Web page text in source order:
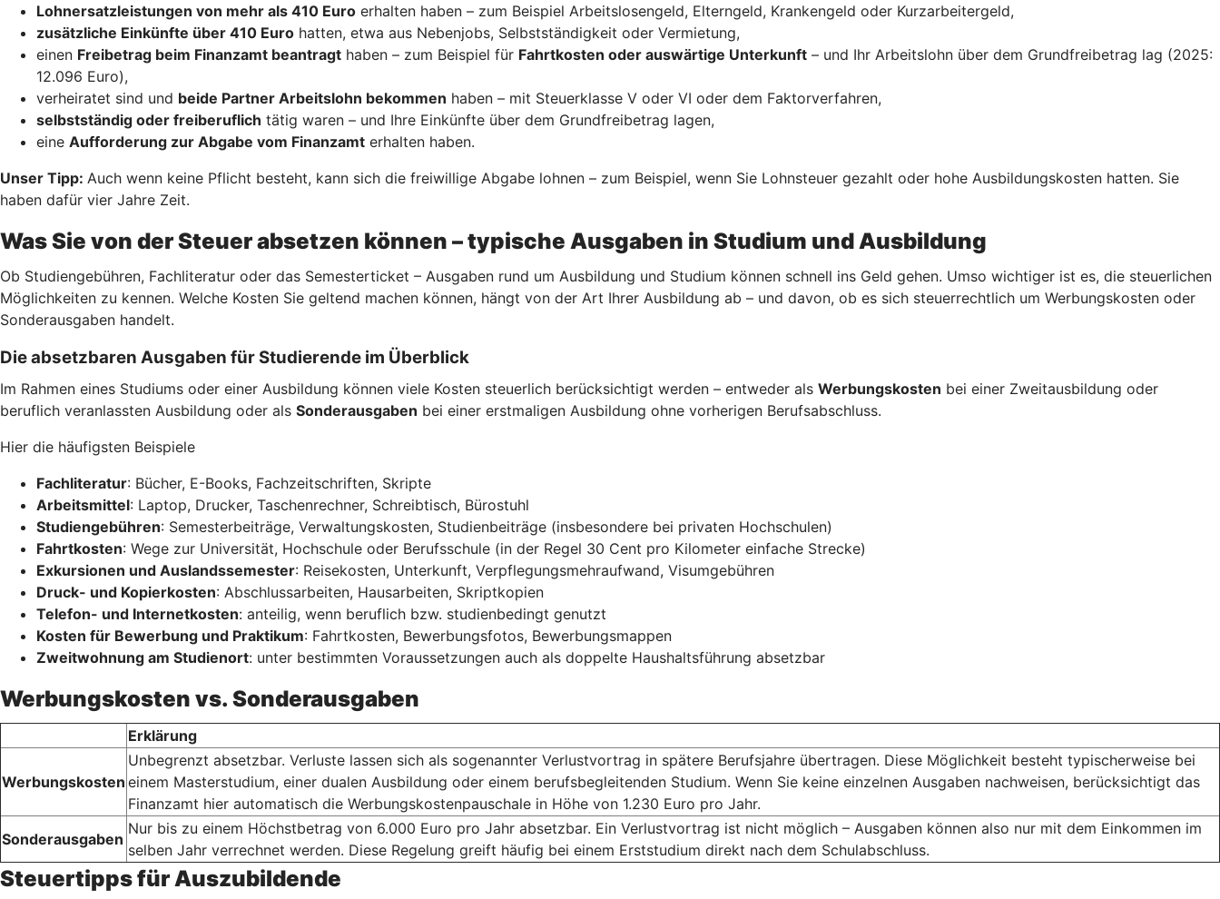
Lohnersatzleistungen von mehr als 410 Euro erhalten haben – zum Beispiel Arbeitslosengeld, Elterngeld, Krankengeld oder Kurzarbeitergeld,
zusätzliche Einkünfte über 410 Euro hatten, etwa aus Nebenjobs, Selbstständigkeit oder Vermietung,
einen Freibetrag beim Finanzamt beantragt haben – zum Beispiel für Fahrtkosten oder auswärtige Unterkunft – und Ihr Arbeitslohn über dem Grundfreibetrag lag (2025:
12.096 Euro),
verheiratet sind und beide Partner Arbeitslohn bekommen haben – mit Steuerklasse V oder VI oder dem Faktorverfahren,
selbstständig oder freiberuflich tätig waren – und Ihre Einkünfte über dem Grundfreibetrag lagen,
eine Aufforderung zur Abgabe vom Finanzamt erhalten haben.
Unser Tipp: Auch wenn keine Pflicht besteht, kann sich die freiwillige Abgabe lohnen – zum Beispiel, wenn Sie Lohnsteuer gezahlt oder hohe Ausbildungskosten hatten. Sie
haben dafür vier Jahre Zeit.
Was Sie von der Steuer absetzen können – typische Ausgaben in Studium und Ausbildung
Ob Studiengebühren, Fachliteratur oder das Semesterticket – Ausgaben rund um Ausbildung und Studium können schnell ins Geld gehen. Umso wichtiger ist es, die steuerlichen
Möglichkeiten zu kennen. Welche Kosten Sie geltend machen können, hängt von der Art Ihrer Ausbildung ab – und davon, ob es sich steuerrechtlich um Werbungskosten oder
Sonderausgaben handelt.
Die absetzbaren Ausgaben für Studierende im Überblick
Im Rahmen eines Studiums oder einer Ausbildung können viele Kosten steuerlich berücksichtigt werden – entweder als Werbungskosten bei einer Zweitausbildung oder
beruflich veranlassten Ausbildung oder als Sonderausgaben bei einer erstmaligen Ausbildung ohne vorherigen Berufsabschluss.
Hier die häufigsten Beispiele
Fachliteratur: Bücher, E-Books, Fachzeitschriften, Skripte
Arbeitsmittel: Laptop, Drucker, Taschenrechner, Schreibtisch, Bürostuhl
Studiengebühren: Semesterbeiträge, Verwaltungskosten, Studienbeiträge (insbesondere bei privaten Hochschulen)
Fahrtkosten: Wege zur Universität, Hochschule oder Berufsschule (in der Regel 30 Cent pro Kilometer einfache Strecke)
Exkursionen und Auslandssemester: Reisekosten, Unterkunft, Verpflegungsmehraufwand, Visumgebühren
Druck- und Kopierkosten: Abschlussarbeiten, Hausarbeiten, Skriptkopien
Telefon- und Internetkosten: anteilig, wenn beruflich bzw. studienbedingt genutzt
Kosten für Bewerbung und Praktikum: Fahrtkosten, Bewerbungsfotos, Bewerbungsmappen
Zweitwohnung am Studienort: unter bestimmten Voraussetzungen auch als doppelte Haushaltsführung absetzbar
Werbungskosten vs. Sonderausgaben
Erklärung
Werbungskosten
Unbegrenzt absetzbar. Verluste lassen sich als sogenannter Verlustvortrag in spätere Berufsjahre übertragen. Diese Möglichkeit besteht typischerweise bei
einem Masterstudium, einer dualen Ausbildung oder einem berufsbegleitenden Studium. Wenn Sie keine einzelnen Ausgaben nachweisen, berücksichtigt das
Finanzamt hier automatisch die Werbungskostenpauschale in Höhe von 1.230 Euro pro Jahr.
Sonderausgaben
Nur bis zu einem Höchstbetrag von 6.000 Euro pro Jahr absetzbar. Ein Verlustvortrag ist nicht möglich – Ausgaben können also nur mit dem Einkommen im
selben Jahr verrechnet werden. Diese Regelung greift häufig bei einem Erststudium direkt nach dem Schulabschluss.
Steuertipps für Auszubildende